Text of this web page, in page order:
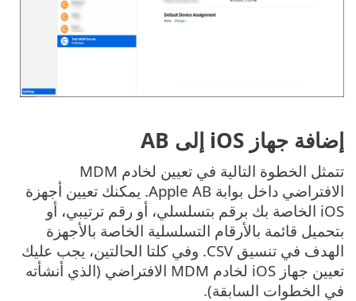
إضافة جهاز iOS إلى AB
تتمثل الخطوة التالية في تعيين لخادم MDM
الافتراضي داخل بوابة Apple AB. يمكنك تعيين أجهزة
iOS الخاصة بك برقم بتسلسلي، أو رقم ترتيبي، أو
بتحميل قائمة بالأرقام التسلسلية الخاصة بالأجهزة
الهدف في تنسيق CSV. وفي كلتا الحالتين، يجب عليك
تعيين جهاز iOS لخادم MDM الافتراضي (الذي أنشأته
في الخطوات السابقة).